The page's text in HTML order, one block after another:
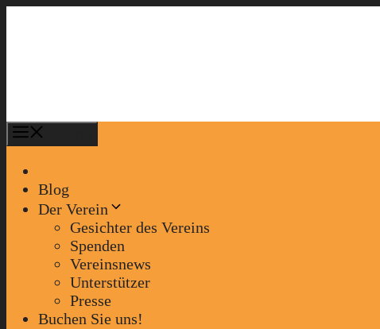
Blog
Der Verein
Gesichter des Vereins
Spenden
Vereinsnews
Unterstützer
Presse
Buchen Sie uns!